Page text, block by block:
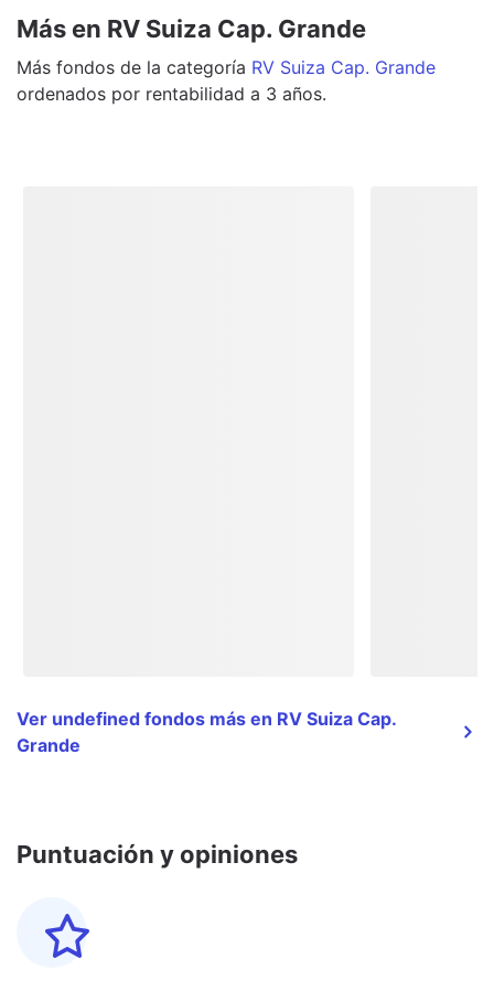
Más en RV Suiza Cap. Grande
Más fondos de la categoría RV Suiza Cap. Grande
ordenados por rentabilidad a 3 años.
Ver undefined fondos más en RV Suiza Cap.
Grande
Puntuación y opiniones